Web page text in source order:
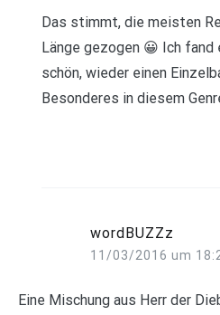
Das stimmt, die meisten
Länge gezogen 😀 Ich fand
schön, wieder einen
Besonderes in diesem
wordBUZZz
11/03/2016 um
Eine Mischung aus Herr der